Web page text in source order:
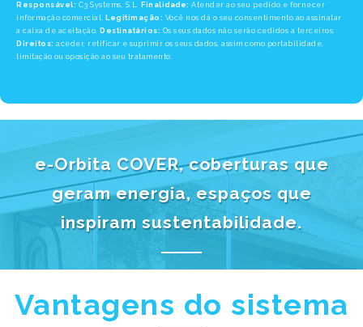
Responsável: C3 Systems, S.L. Finalidade: Atender ao seu pedido e fornecer
informação comercial. Legitimação: Você nos dá o seu consentimento ao assinalar
a caixa de aceitação. Destinatários: Os seus dados não serão cedidos a terceiros.
Direitos: aceder, retificar e suprimir os seus dados, assim como portabilidade,
limitação ou oposição ao seu tratamento.
e-Orbita COVER, coberturas que
geram energia, espaços que
inspiram sustentabilidade.
Vantagens do sistema